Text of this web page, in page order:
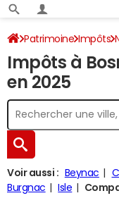
Patrimoine Impôts
Bosmie-l'Aiguille Impôt
Impôts à
en 2025
Voir aussi : Beynac
Burgnac
Isle